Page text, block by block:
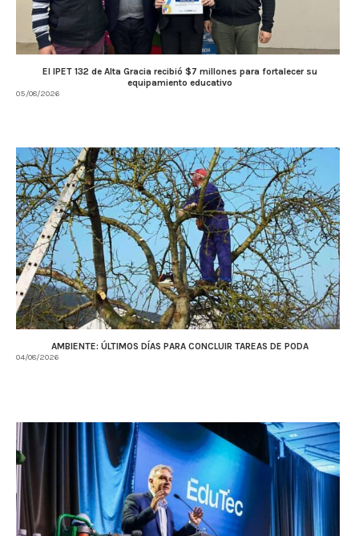
El IPET 132 de Alta Gracia recibió $7 millones para fortalecer su
equipamiento educativo
05/08/2026
AMBIENTE: ÚLTIMOS DÍAS PARA CONCLUIR TAREAS DE PODA
04/08/2026